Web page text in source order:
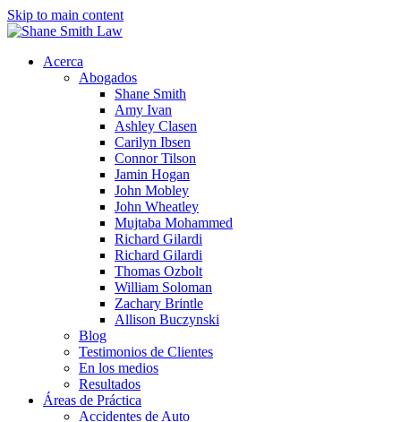
Skip to main content
Acerca
Abogados
Shane Smith
Amy Ivan
Ashley Clasen
Carilyn Ibsen
Connor Tilson
Jamin Hogan
John Mobley
John Wheatley
Mujtaba Mohammed
Richard Gilardi
Richard Gilardi
Thomas Ozbolt
William Soloman
Zachary Brintle
Allison Buczynski
Blog
Testimonios de Clientes
En los medios
Resultados
Áreas de Práctica
Accidentes de Auto